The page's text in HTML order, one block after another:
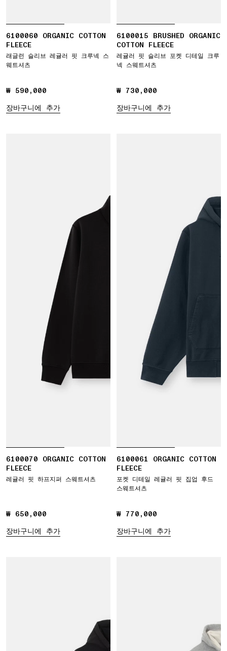
6100060 ORGANIC COTTON
FLEECE
래글런 슬리브 레귤러 핏 크루넥 스
웨트셔츠
₩ 590,000
₩ 590,000
장바구니에 추가
6100015 BRUSHED ORGANIC
COTTON FLEECE
레귤러 핏 슬리브 포켓 디테일 크루
넥 스웨트셔츠
₩ 730,000
₩ 730,000
장바구니에 추가
6100070 ORGANIC COTTON
FLEECE
레귤러 핏 하프지퍼 스웨트셔츠
₩ 650,000
₩ 650,000
장바구니에 추가
6100061 ORGANIC COTTON
FLEECE
포켓 디테일 레귤러 핏 집업 후드
스웨트셔츠
₩ 770,000
₩ 770,000
장바구니에 추가